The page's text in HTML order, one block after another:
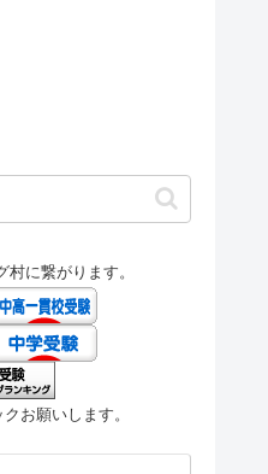
村に繋がります。
お願いします。